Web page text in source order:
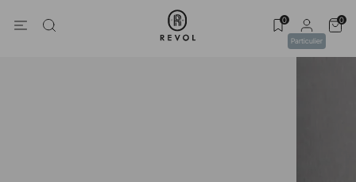
Particulier
0 0